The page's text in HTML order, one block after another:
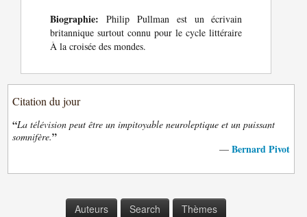
Biographie: Philip Pullman est un écrivain
britannique surtout connu pour le cycle littéraire
À la croisée des mondes.
Citation du jour
“La télévision peut être un impitoyable neuroleptique et un puissant
somnifère.”
— Bernard Pivot
Auteurs Search Thèmes